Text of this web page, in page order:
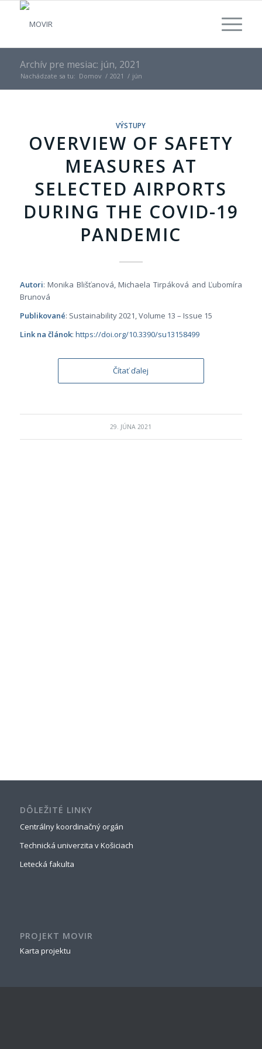
Archív pre mesiac: jún, 2021
Nachádzate sa tu: Domov / 2021 / jún
VÝSTUPY
OVERVIEW OF SAFETY
MEASURES AT
SELECTED AIRPORTS
DURING THE COVID-19
PANDEMIC
Autori: Monika Blišťanová, Michaela Tirpáková and Ľubomíra
Brunová
Publikované: Sustainability2021, Volume 13 – Issue 15
Link na článok: https://doi.org/10.3390/su13158499
Čítať ďalej
29. JÚNA 2021
DÔLEŽITÉ LINKY
Centrálny koordinačný orgán
Technická univerzita v Košiciach
Letecká fakulta
PROJEKT MOVIR
Karta projektu